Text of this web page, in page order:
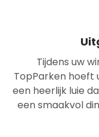
Tijdens uw
TopParken hoeft
een heerlijk luie
een smaakvol